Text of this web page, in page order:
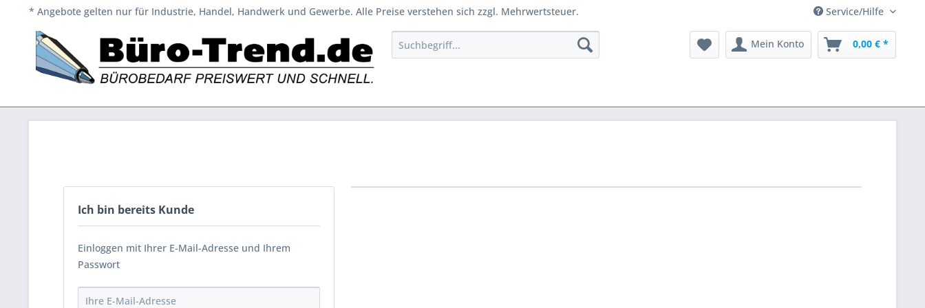
* Angebote gelten nur für Industrie, Handel, Handwerk und Gewerbe. Alle Preise verstehen sich zzgl. Mehrwertsteuer. Service/Hilfe
Mein Konto 0,00 € *
Ich bin bereits Kunde
Einloggen mit Ihrer E-Mail-Adresse und Ihrem
Passwort